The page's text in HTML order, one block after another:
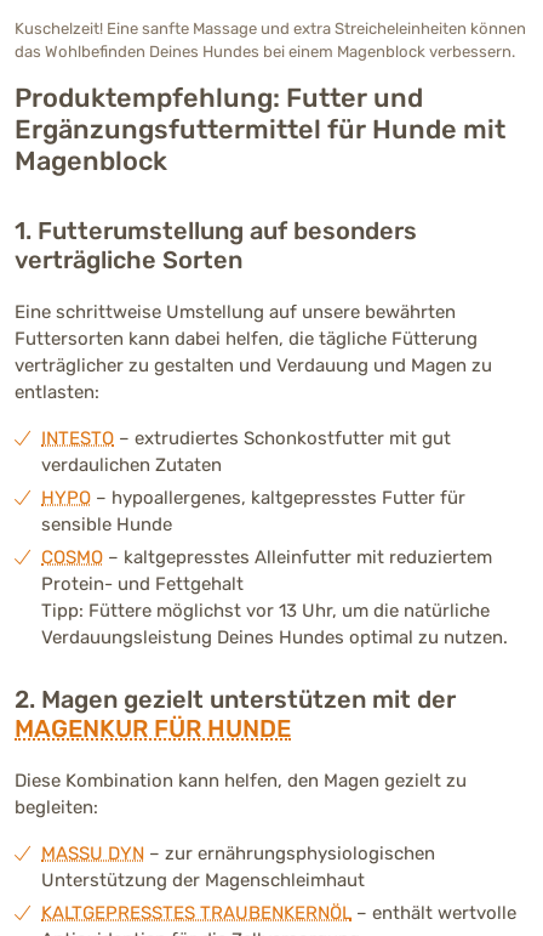
Kuschelzeit! Eine sanfte Massage und extra Streicheleinheiten können
das Wohlbefinden Deines Hundes bei einem Magenblock verbessern.
Produktempfehlung: Futter und
Ergänzungsfuttermittel für Hunde mit
Magenblock
1. Futterumstellung auf besonders
verträgliche Sorten
Eine schrittweise Umstellung auf unsere bewährten
Futtersorten kann dabei helfen, die tägliche Fütterung
verträglicher zu gestalten und Verdauung und Magen zu
entlasten:
INTESTO – extrudiertes Schonkostfutter mit gut
verdaulichen Zutaten
HYPO – hypoallergenes, kaltgepresstes Futter für
sensible Hunde
COSMO – kaltgepresstes Alleinfutter mit reduziertem
Protein- und Fettgehalt
Tipp: Füttere möglichst vor 13 Uhr, um die natürliche
Verdauungsleistung Deines Hundes optimal zu nutzen.
2. Magen gezielt unterstützen mit der
MAGENKUR FÜR HUNDE
Diese Kombination kann helfen, den Magen gezielt zu
begleiten:
MASSU DYN – zur ernährungsphysiologischen
Unterstützung der Magenschleimhaut
KALTGEPRESSTES TRAUBENKERNÖL – enthält wertvolle